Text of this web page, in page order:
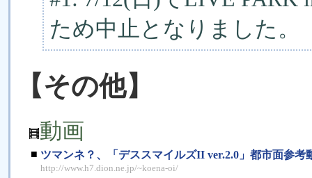
ため中止となりました。
【その他】
動画
■ ツマンネ？、「デススマイルズII ver.2.0」都市面参考
http://www.h7.dion.ne.jp/~koena-oi/